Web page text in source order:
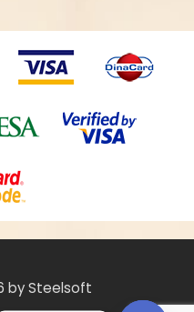
by Steelsoft